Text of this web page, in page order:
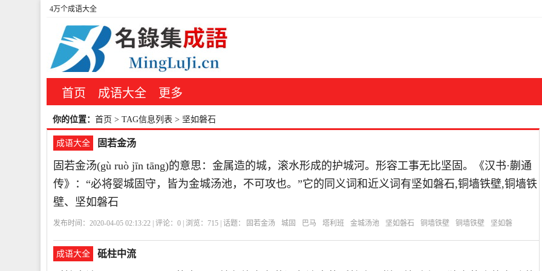
4万个成语大全
首页 成语大全 更多
你的位置： 首页 > TAG信息列表 > 坚如磐石
成语大全 固若金汤
固若金汤(gù ruò jīn tāng)的意思：金属造的城，滚水形成的护城河。形容工事无比坚固。《汉书·蒯通
传》：“必将婴城固守，皆为金城汤池，不可攻也。”它的同义词和近义词有坚如磐石,铜墙铁壁,铜墙铁
壁、坚如磐石
发布时间：2020-04-05 02:13:22 | 评论： 0 | 浏览： 715 | 话题： 固若金汤 城固 巴马 塔利班 金城汤池 坚如磐石 铜墙铁壁 铜墙铁壁
坚如磐
石
GRJT 固 若 金 汤
成语大全 砥柱中流